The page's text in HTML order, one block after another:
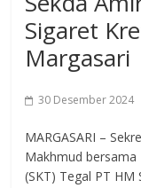
Sigaret
Margasari
30 Desember 2024
MARGASARI –
Makhmud
(SKT) Tegal PT